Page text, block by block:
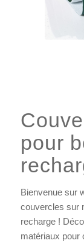
pour
Bienvenue sur
couvercles sur
recharge !
matériaux pour